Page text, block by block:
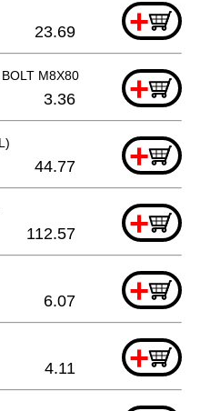
+
23.69
M8X80 +
3.36
+
44.77
+
112.57
+
6.07
+
4.11